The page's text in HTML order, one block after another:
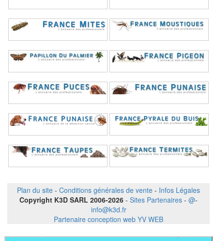
Plan du site - Conditions générales de vente - Infos Légales
Copyright K3D SARL 2006-2026 - Sites Partenaires - @-
info@k3d.fr
Partenaire conception web YV WEB